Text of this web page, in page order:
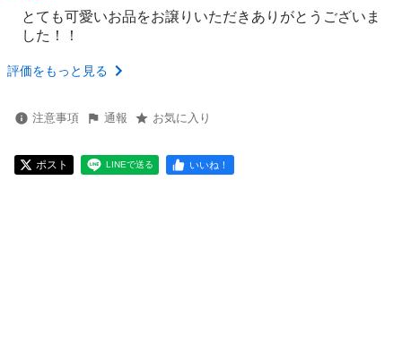
とても可愛いお品をお譲りいただきありがとうございま
した！！
評価をもっと見る
注意事項 通報 お気に入り
ポスト LINEで送る いいね！